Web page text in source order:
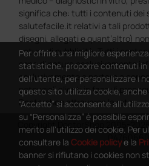
significa che: tutti i contenuti dei
salutefacile.it relativi a tali
disegni, allegati e quant’altro)
natura di pubblicità. Tutti i
sono di natura esclusivamente
esclusivamente a portare a
potenziali clienti in fase di
Doctorshop attraverso la rete.
Copyright DoctorShop 2005-
Per offrire una migliore
statistiche, proporre contenuti in
dell'utente, per personalizzare i
questo sito utilizza cookie,
“Accetto” si acconsente
su “Personalizza” è possibile
merito all'utilizzo dei cookie. Per
consultare la Cookie policye la
banner si rifiutano i cookies non